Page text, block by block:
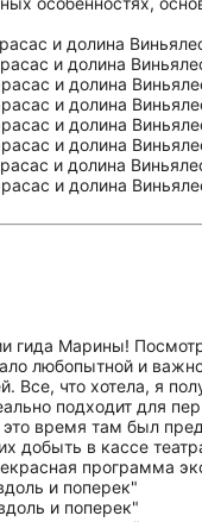
гида Марины!
любопытной и
Все, что хотела, я
подходит для
время там был
добыть в кассе
программа